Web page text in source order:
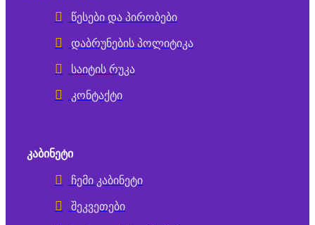
წესები და პირობები
დაბრუნების პოლიტიკა
საიტის რუკა
კონტაქტი
ᲙᲐᲑᲘᲜᲔᲢᲘ
ჩემი კაბინეტი
შეკვეთები